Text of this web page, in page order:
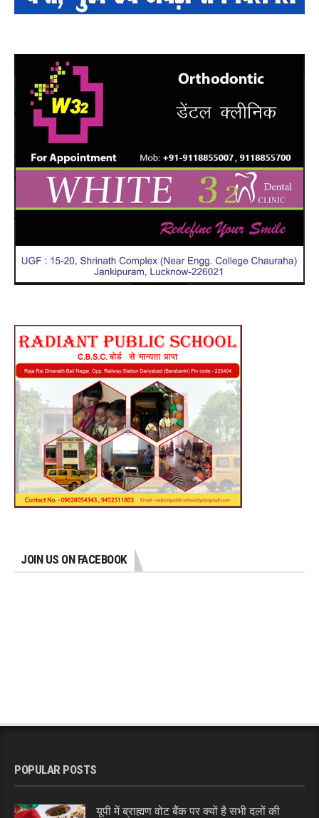
JOIN US ON FACEBOOK
POPULAR POSTS
यूपी में ब्राह्मण वोट बैंक पर क्यों है सभी दलों की